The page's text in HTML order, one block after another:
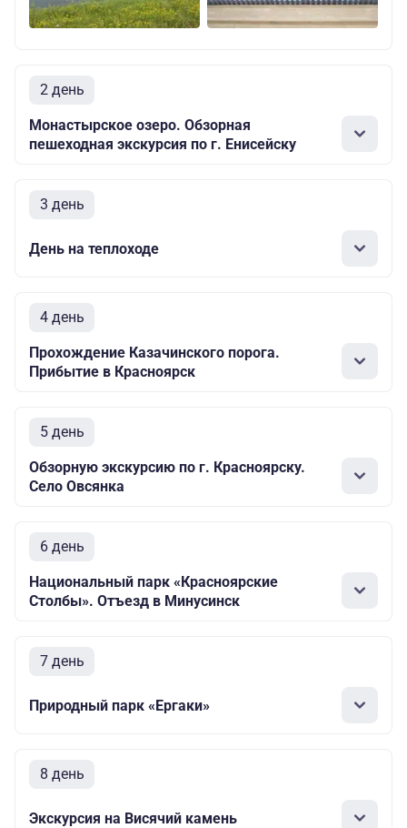
2 день
Монастырское озеро. Обзорная
пешеходная экскурсия по г. Енисейску
3 день
День на теплоходе
4 день
Прохождение Казачинского порога.
Прибытие в Красноярск
5 день
Обзорную экскурсию по г. Красноярску.
Село Овсянка
6 день
Национальный парк «Красноярские
Столбы». Отъезд в Минусинск
7 день
Природный парк «Ергаки»
8 день
Экскурсия на Висячий камень